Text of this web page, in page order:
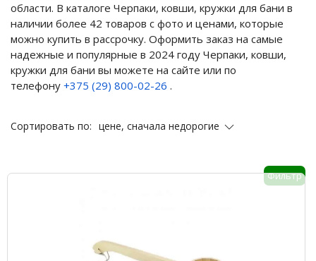
области. В каталоге Черпаки, ковши, кружки для бани в
наличии более 42 товаров с фото и ценами, которые
можно купить в рассрочку. Оформить заказ на самые
надежные и популярные в 2024 году Черпаки, ковши,
кружки для бани вы можете на сайте или по
телефону +375 (29) 800-02-26 .
Сортировать по: цене, сначала недорогие
Фильтр